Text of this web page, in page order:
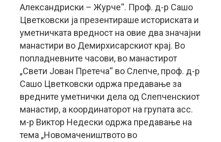
Александриски – Журче“. Проф. д-р Сашо
Цветковски ја презентираше историската и
уметничката вредност на овие два значајни
манастири во Демирхисарскиот крај. Во
попладневните часови, во манастирот
„Свети Јован Претеча“ во Слепче, проф. д-р
Сашо Цветковски одржа предавање за
вредните уметнички дела од Слепченскиот
манастир, а координаторот на групата асс.
м-р Виктор Недески одржа предавање на
тема „Новомачеништвото во